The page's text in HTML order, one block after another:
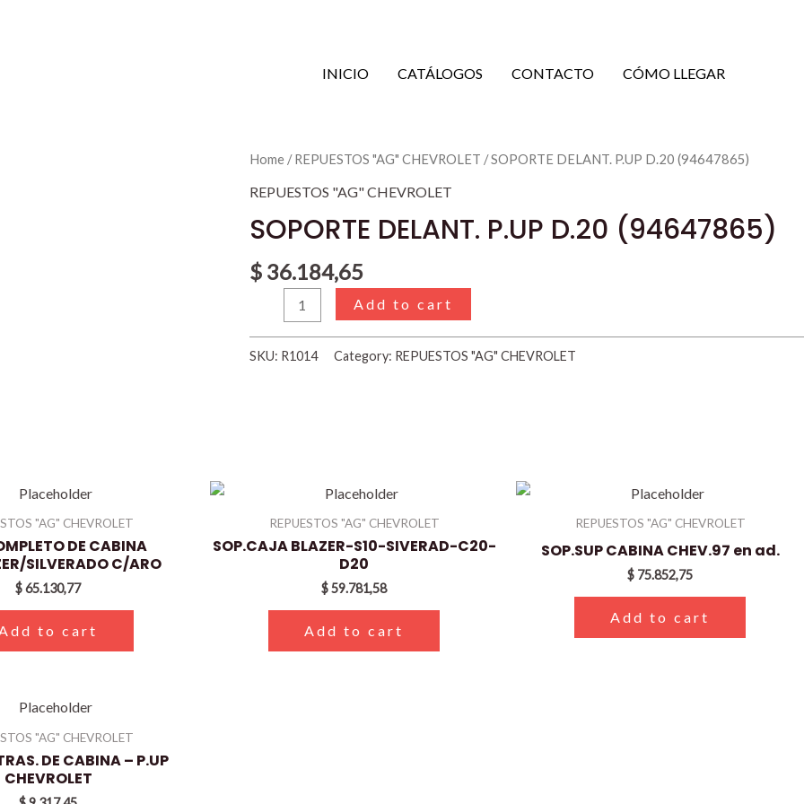
INICIO CATÁLOGOS CONTACTO CÓMO LLEGAR
Home/REPUESTOS "AG" CHEVROLET / SOPORTE DELANT. P.UP D.20 (94647865)
REPUESTOS "AG" CHEVROLET
SOPORTE DELANT. P.UP D.20 (94647865)
$36.184,65
SOPORTE
D.20
quantity
Add to cart
SKU: R1014 Category: REPUESTOS "AG" CHEVROLET
"AG" CHEVROLET
DE CABINA
SILVERADO C/ARO
$65.130,77
to cart
REPUESTOS "AG" CHEVROLET
SOP.CAJA BLAZER-S10-SIVERAD-C20-
D20
$59.781,58
Add to cart
REPUESTOS "AG" CHEVROLET
SOP.SUP CABINA CHEV.97 en ad.
$ 75.852,75
Add to cart
"AG" CHEVROLET
DE CABINA – P.UP
CHEVROLET